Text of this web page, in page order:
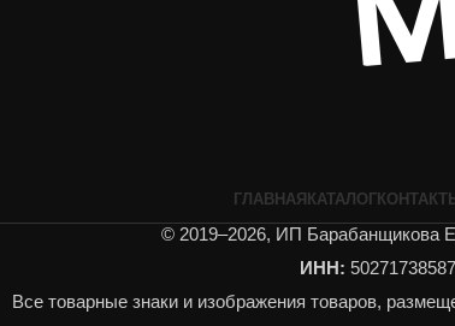
ГЛАВНАЯКАТАЛОГ
© 2019–2026, ИП Барабанщикова
ИНН:
Все товарные знаки и изображения товаров,